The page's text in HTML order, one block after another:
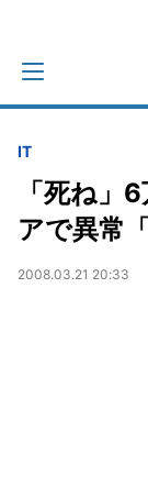
IT
「死ね
アで異常
2008.03.21 20:33